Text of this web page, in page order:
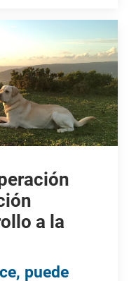
a la
puede